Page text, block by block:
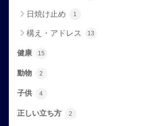
日焼け止め 1
構え・アドレス 13
健康 15
動物 2
子供 4
正しい立ち方 2